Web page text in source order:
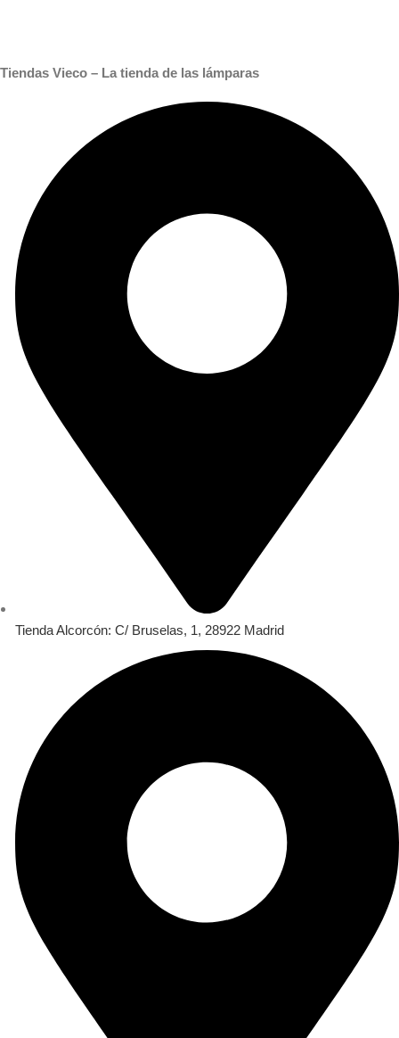
Tiendas Vieco – La tienda de las lámparas
Tienda Alcorcón: C/ Bruselas, 1, 28922 Madrid